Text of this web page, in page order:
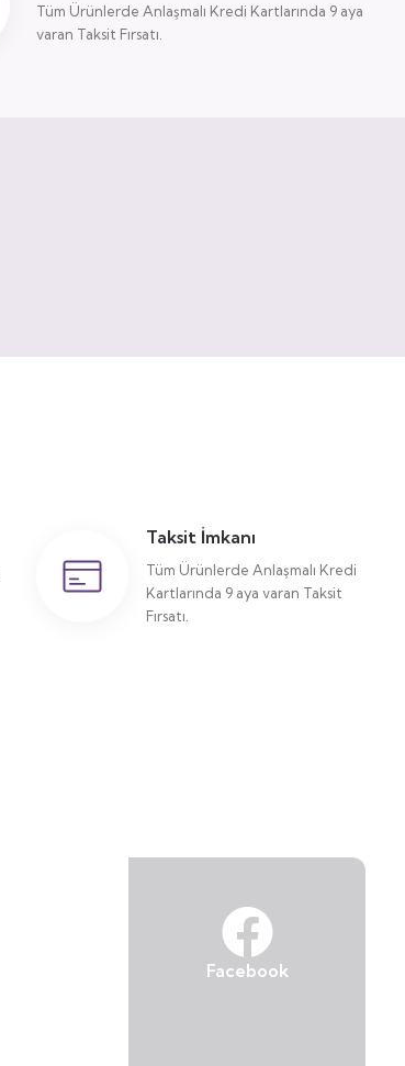
Tüm Ürünlerde Anlaşmalı Kredi Kartlarında 9 aya
varan Taksit Fırsatı.
Taksit İmkanı
Tüm Ürünlerde Anlaşmalı Kredi
Kartlarında 9 aya varan Taksit
Fırsatı.
Facebook